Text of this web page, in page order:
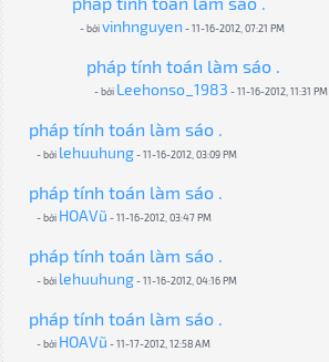
- bởivinhnguyen - 11-16-2012, 07:21 PM
pháp tính toán làm sáo .
- bởi Leehonso_1983 - 11-16-2012, 11:31 PM
pháp tính toán làm sáo .
- bởi lehuuhung- 11-16-2012, 03:09 PM
pháp tính toán làm sáo .
- bởi HOAVũ - 11-16-2012, 03:47 PM
pháp tính toán làm sáo .
- bởi lehuuhung- 11-16-2012, 04:16 PM
pháp tính toán làm sáo .
- bởi HOAVũ - 11-17-2012, 12:58 AM